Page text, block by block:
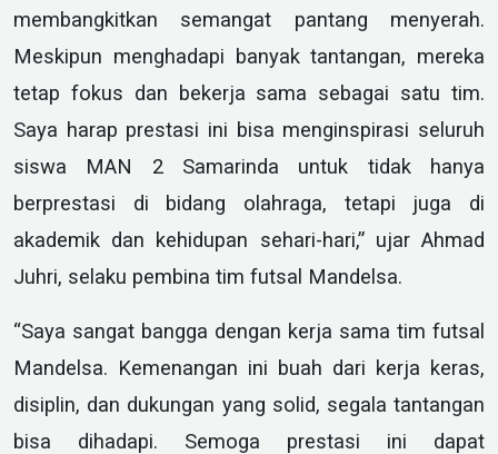
membangkitkan semangat pantang menyerah.
Meskipun menghadapi banyak tantangan, mereka
tetap fokus dan bekerja sama sebagai satu tim.
Saya harap prestasi ini bisa menginspirasi seluruh
siswa MAN 2 Samarinda untuk tidak hanya
berprestasi di bidang olahraga, tetapi juga di
akademik dan kehidupan sehari-hari,” ujar Ahmad
Juhri, selaku pembina tim futsal Mandelsa.
“Saya sangat bangga dengan kerja sama tim futsal
Mandelsa. Kemenangan ini buah dari kerja keras,
disiplin, dan dukungan yang solid, segala tantangan
bisa dihadapi. Semoga prestasi ini dapat